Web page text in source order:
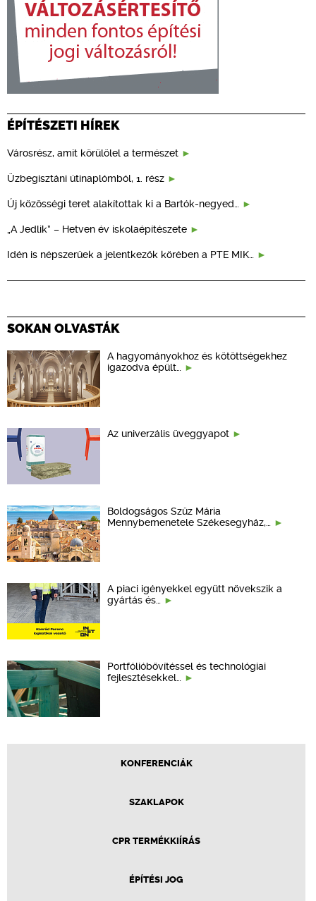
ÉPÍTÉSZETI HÍREK
Városrész, amit körülölel a természet
Üzbegisztáni útinaplómból, 1. rész
Új közösségi teret alakítottak ki a Bartók-negyed…
„A Jedlik” – Hetven év iskolaépítészete
Idén is népszerűek a jelentkezők körében a PTE MIK…
SOKAN OLVASTÁK
A hagyományokhoz és kötöttségekhez
igazodva épült…
Az univerzális üveggyapot
Boldogságos Szűz Mária
Mennybemenetele Székesegyház,…
A piaci igényekkel együtt növekszik a
gyártás és…
Portfólióbővítéssel és technológiai
fejlesztésekkel…
KONFERENCIÁK
SZAKLAPOK
CPR TERMÉKKIÍRÁS
ÉPÍTÉSI JOG